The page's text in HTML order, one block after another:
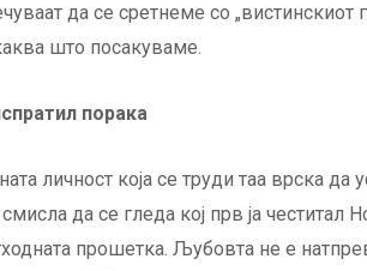
да се сретнеме со „вистинскиот
што посакуваме.
порака
личност која се труди таа врска да
да се гледа кој прв ја честитал
прошетка. Љубовта не е